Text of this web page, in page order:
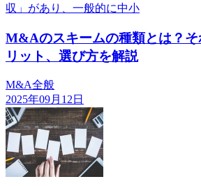
収」があり、一般的に中小
M&Aのスキームの種類とは？そ
リット、選び方を解説
M&A全般
2025年09月12日